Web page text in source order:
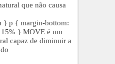
que não causa
} p { margin-bottom:
} MOVE é um
capaz de diminuir a